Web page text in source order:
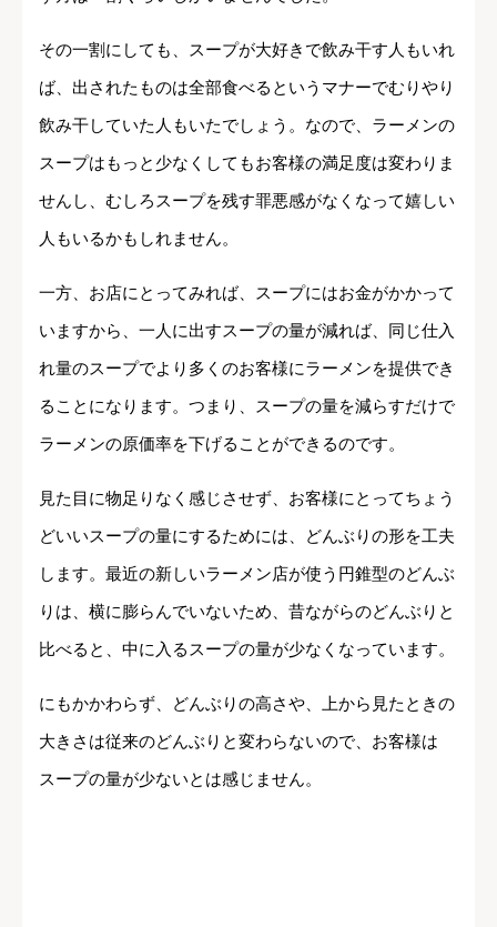
その一割にしても、スープが大好きで飲み干す人もいれ
ば、出されたものは全部食べるというマナーでむりやり
飲み干していた人もいたでしょう。なので、ラーメンの
スープはもっと少なくしてもお客様の満足度は変わりま
せんし、むしろスープを残す罪悪感がなくなって嬉しい
人もいるかもしれません。
一方、お店にとってみれば、スープにはお金がかかって
いますから、一人に出すスープの量が減れば、同じ仕入
れ量のスープでより多くのお客様にラーメンを提供でき
ることになります。つまり、スープの量を減らすだけで
ラーメンの原価率を下げることができるのです。
見た目に物足りなく感じさせず、お客様にとってちょう
どいいスープの量にするためには、どんぶりの形を工夫
します。最近の新しいラーメン店が使う円錐型のどんぶ
りは、横に膨らんでいないため、昔ながらのどんぶりと
比べると、中に入るスープの量が少なくなっています。
にもかかわらず、どんぶりの高さや、上から見たときの
大きさは従来のどんぶりと変わらないので、お客様は
スープの量が少ないとは感じません。